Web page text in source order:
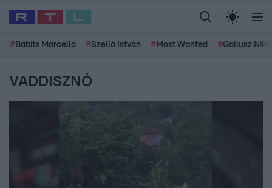
# Babits Marcella #Szellő István # Most Wanted #Gallusz
VADDISZNÓ